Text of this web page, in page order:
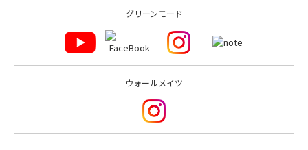
グリーンモード
ウォールメイツ